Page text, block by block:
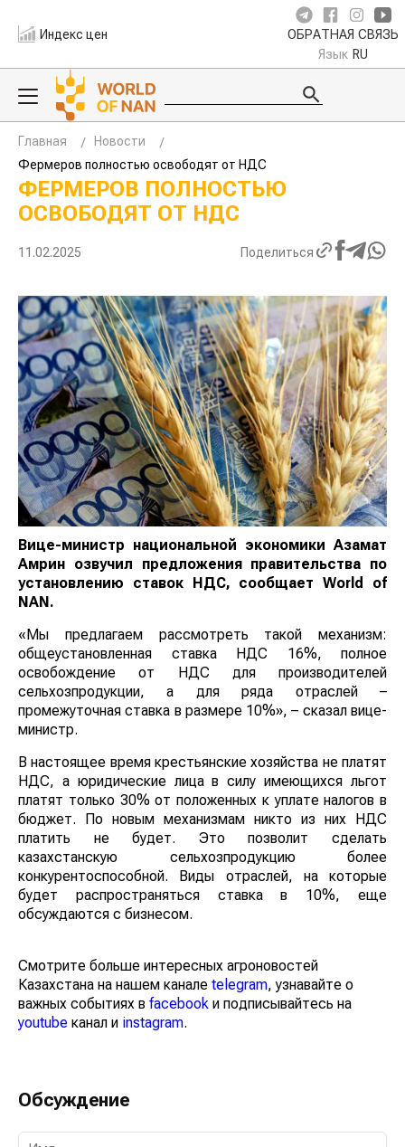
Индекс цен ОБРАТНАЯ СВЯЗЬ
Язык RU
Главная
Новости
Фермеров полностью освободят от НДС
ФЕРМЕРОВ ПОЛНОСТЬЮ
ОСВОБОДЯТ ОТ НДС
11.02.2025 Поделиться
Вице-министр национальной экономики Азамат
Амрин озвучил предложения правительства по
установлению ставок НДС, сообщаетWorld
of
NAN.
«Мы предлагаем рассмотреть такой механизм:
общеустановленная ставка НДС 16%, полное
освобождение от НДС для производителей
сельхозпродукции, а для ряда отраслей –
промежуточная ставка в размере 10%», – сказал вице-
министр.
В настоящее время крестьянские хозяйства не платят
НДС, а юридические лица в силу имеющихся льгот
платят только 30% от положенных к уплате налогов в
бюджет. По новым механизмам никто из них НДС
платить не будет. Это позволит сделать
казахстанскую сельхозпродукцию более
конкурентоспособной. Виды отраслей, на которые
будет распространяться ставка в 10%, еще
обсуждаются с бизнесом.
Смотрите больше интересных агроновостей
Казахстана на нашем канале telegram, узнавайте о
важных событиях в facebook и подписывайтесь на
youtube канал и instagram.
Обсуждение